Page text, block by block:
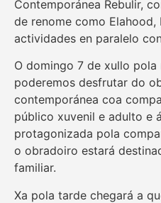
Contemporánea Rebulir,
de renome como Elahood,
actividades en paralelo
O domingo 7 de xullo pola
poderemos desfrutar do
contemporánea coa
público xuvenil e adulto e
protagonizada pola
o obradoiro estará
familiar.
Xa pola tarde chegará a